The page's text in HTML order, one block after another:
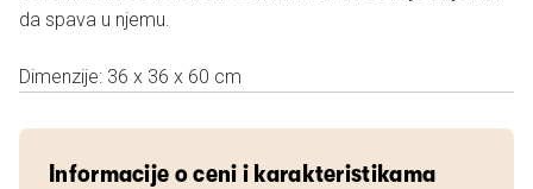
da spava u njemu.
Dimenzije: 36 x 36 x 60 cm
Informacije o ceni i karakteristikama